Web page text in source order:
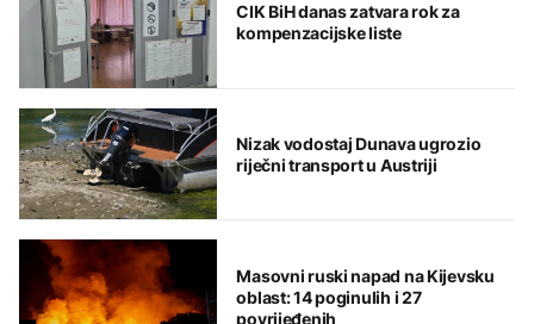
CIK BiH danas zatvara rok za
kompenzacijske liste
Nizak vodostaj Dunava ugrozio
riječni transport u Austriji
Masovni ruski napad na Kijevsku
oblast: 14 poginulih i 27
povrijeđenih